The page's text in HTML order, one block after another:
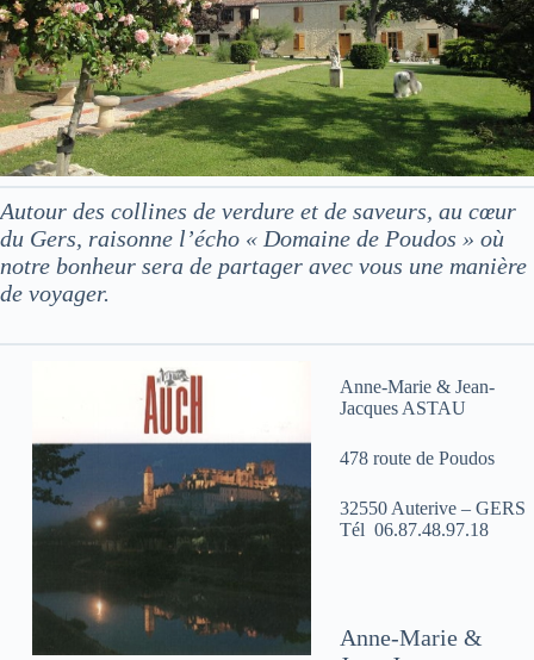
Autour des collines de verdure et de saveurs, au cœur
du Gers, raisonne l’écho « Domaine de Poudos » où
notre bonheur sera de partager avec vous une manière
de voyager.
Anne-Marie & Jean-
Jacques ASTAU
478 route de Poudos
32550 Auterive – GERS
Tél 06.87.48.97.18
Anne-Marie &